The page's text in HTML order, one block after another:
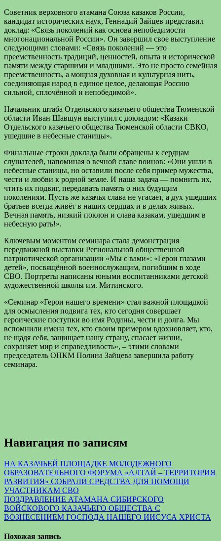
Советник верховного атамана Союза казаков России,
кандидат исторических наук, Геннадий Зайцев представил
доклад: «Связь поколений как основа непобедимости
многонациональной России». Он завершил свое выступление
следующими словами: «Связь поколений — это
преемственность традиций, ценностей, опыта и исторической
памяти между старшими и младшими. Это не просто семейная
преемственность, а мощная духовная и культурная нить,
соединяющая народ в единое целое, делающая Россию
сильной, сплочённой и непобедимой».
Начальник штаба Отдельского казачьего общества Тюменской
области Иван Шавшун выступил с докладом: «Казаки
Отдельского казачьего общества Тюменской области СВКО,
ушедшие в небесные станицы».
Финальные строки доклада были обращены к сердцам
слушателей, напоминая о вечной славе воинов: «Они ушли в
небесные станицы, но оставили после себя пример мужества,
чести и любви к родной земле. И наша задача — помнить их,
чтить их подвиг, передавать память о них будущим
поколениям. Пусть же казачья слава не угасает, а дух ушедших
братьев всегда живёт в наших сердцах и в делах живых.
Вечная память, низкий поклон и слава казакам, ушедшим в
небесную рать!».
Ключевым моментом семинара стала демонстрация
передвижной выставки Региональной общественной
патриотической организации «Мы с вами»: «Герои глазами
детей», посвящённой военнослужащим, погибшим в ходе
СВО. Портреты написаны юными воспитанниками детской
художественной школы им. Митинского.
«Семинар «Герои нашего времени» стал важной площадкой
для осмысления подвига тех, кто сегодня совершает
героические поступки во имя Родины, чести и долга. Мы
вспомнили имена тех, кто своим примером вдохновляет, кто,
не щадя себя, защищает нашу страну, спасает жизни,
сохраняет мир и справедливость», – этими словами
председатель ОПКМ Полина Зайцева завершила работу
семинара.
Навигация по записям
НА КАЗАЧЬЕЙ ПЛОЩАДКЕ МОЛОДЕЖНОГО
ОБРАЗОВАТЕЛЬНОГО ФОРУМА «АЛТАЙ – ТЕРРИТОРИЯ
РАЗВИТИЯ» СОБРАЛИ СРЕДСТВА ДЛЯ ПОМОЩИ
УЧАСТНИКАМ СВО
ПОЗДРАВЛЕНИЕ АТАМАНА СИБИРСКОГО
ВОЙСКОВОГО КАЗАЧЬЕГО ОБЩЕСТВА С
ВОЗНЕСЕНИЕМ ГОСПОДА НАШЕГО ИИСУСА ХРИСТА
Похожая запись